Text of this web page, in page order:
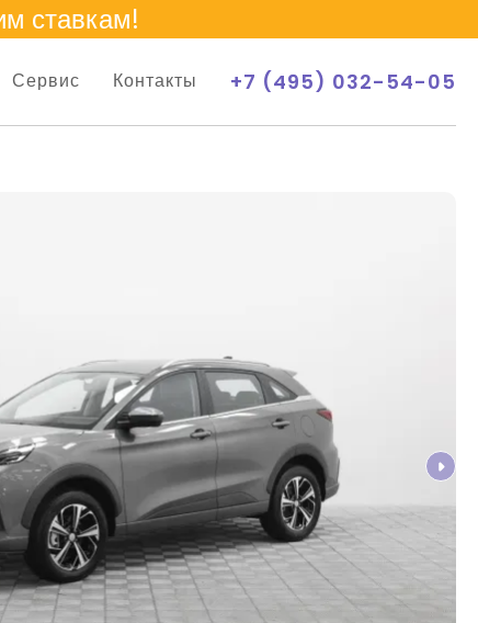
ставкам!
Сервис Контакты +7 (495) 032-54-05